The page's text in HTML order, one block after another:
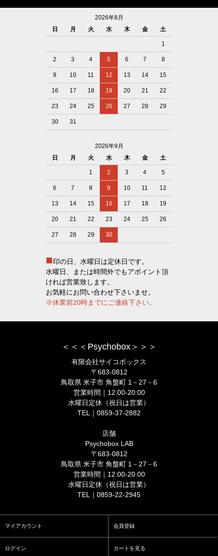
2026年8月
日
月 火 水 木 金 土
1
2 3 4 5 6 7 8
9 10 11 12 13 14 15
16 17 18 19 20 21 22
23 24 25 26 27 28 29
30 31
2026年9月
日
月 火 水 木 金 土
1 2 3 4 5
6 7 8 9 10 11 12
13 14 15 16 17 18 19
20 21 22 23 24 25 26
27 28 29 30
■印の日、水曜日は定休日です。
水曜日、または時間外でもアポイント頂
ければ営業致します。
お気軽にお問い合わせ下さいませ。
※休業前20時までにご連絡下さい。
＜＜＜Psychobox＞＞＞
有限会社サイコボックス
〒683-0812
鳥取県 米子市 角盤町 1－27－6
営業時間｜12:00-20:00
水曜日定休（祝日は営業）
TEL｜0859-37-2882
店舗
Psychobox LAB
〒683-0812
鳥取県 米子市 角盤町 1－27－6
営業時間｜12:00-20:00
水曜日定休（祝日は営業）
TEL｜0859-22-2945
マイアカウント 会員登録
ログイン カートを見る